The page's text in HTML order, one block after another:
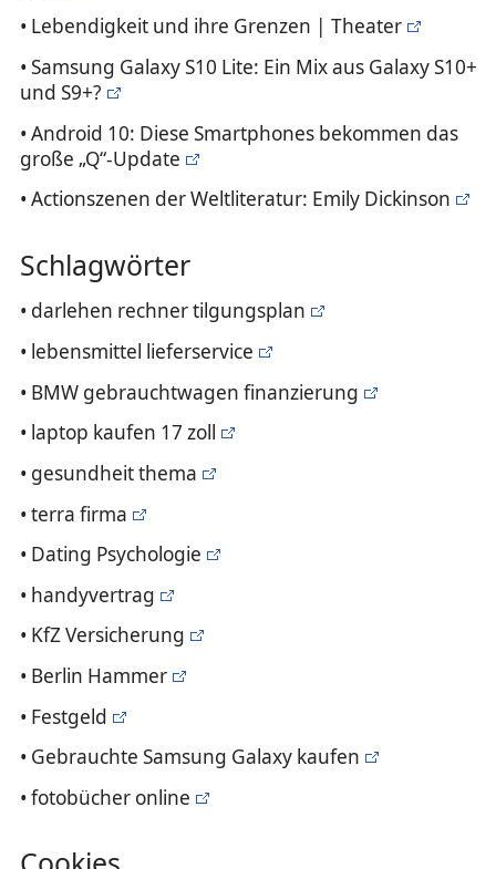
• Lebendigkeit und ihre Grenzen | Theater
• Samsung Galaxy S10 Lite: Ein Mix aus Galaxy S10+
und S9+?
• Android 10: Diese Smartphones bekommen das
große „Q“-Update
• Actionszenen der Weltliteratur: Emily Dickinson
Schlagwörter
• darlehen rechner tilgungsplan
• lebensmittel lieferservice
• BMW gebrauchtwagen finanzierung
• laptop kaufen 17 zoll
• gesundheit thema
• terra firma
• Dating Psychologie
• handyvertrag
• KfZ Versicherung
• Berlin Hammer
• Festgeld
• Gebrauchte Samsung Galaxy kaufen
• fotobücher online